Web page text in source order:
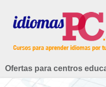
Ofertas para centros